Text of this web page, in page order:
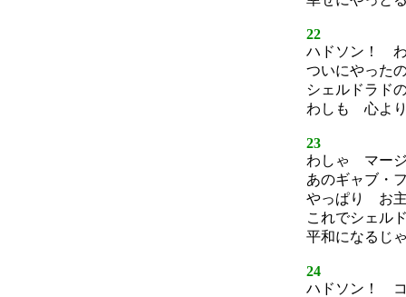
22
ハドソン！
ついにやった
シェルドラド
わしも 心よ
23
わしゃ マー
あのギャブ・
やっぱり お
これでシェル
平和になるじ
24
ハドソン！